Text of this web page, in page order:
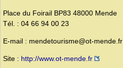
Place du Foirail BP83 48000 Mende
Tél. : 04 66 94 00 23
E-mail : mendetourisme@ot-mende.fr
Site : http://www.ot-mende.fr